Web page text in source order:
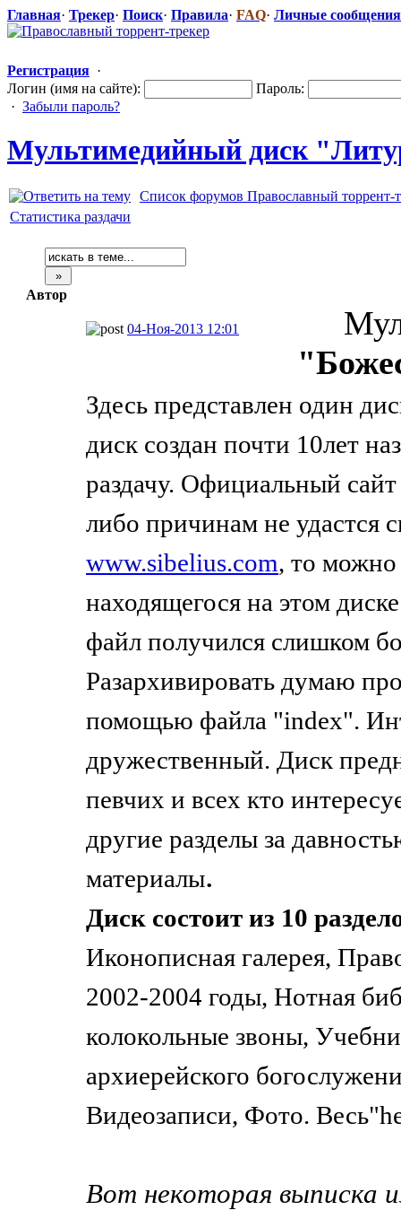
Главная· Трекер· Поиск· Правила· FAQ· Личные сообщения
Регистрация ·
Логин (имя на сайте):
Пароль:
· Забыли пароль?
Мультимедийн​ый диск
Список форумов Православный торрент-
Статистика раздачи
Автор
04-Ноя-2013 12:01
Здесь представлен один
диск создан почти 10лет
раздачу. Официальный
либо причинам не удастся
www.sibelius.com, то можно
находящегося на этом
файл получился слишком
Разархивировать думаю
помощью файла "index".
дружественный. Диск
певчих и всех кто
другие разделы за
материалы.
Диск состоит из 10
Иконописная галерея,
2002-2004 годы, Нотная
колокольные звоны,
архиерейского
Видеозаписи, Фото.
Вот некоторая выписка